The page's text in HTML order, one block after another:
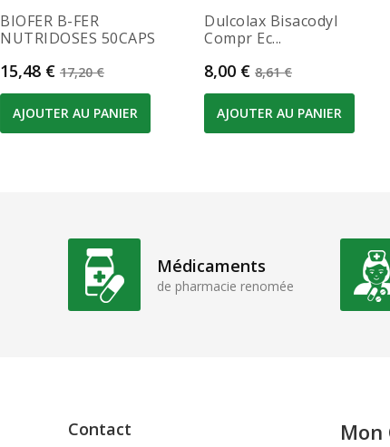
BIOFER B-FER
NUTRIDOSES 50CAPS
Prix
15,48 € Prix de base
17,20 €
AJOUTER AU PANIER
Dulcolax Bisacodyl
Compr Ec...
Prix
8,00 € Prix de base
8,61 €
AJOUTER AU PANIER
Médicaments
de pharmacie renomée
Contact Mon